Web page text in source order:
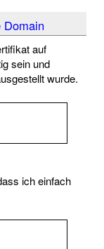
Domain
auf
sein und
wurde.
ich einfach